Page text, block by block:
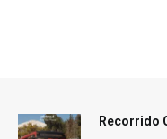
Recorrido